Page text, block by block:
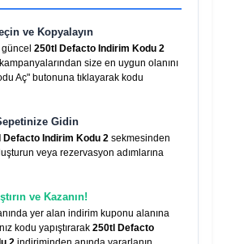
ve Kopyalayın
250tl Defacto Indirim Kodu 2
size en uygun olanını
Aç" butonuna tıklayarak kodu
Gidin
Defacto Indirim Kodu 2 sekmesinden
veya rezervasyon adımlarına
ve Kazanın!
yer alan indirim kuponu alanına
kodu yapıştırarak 250tl Defacto